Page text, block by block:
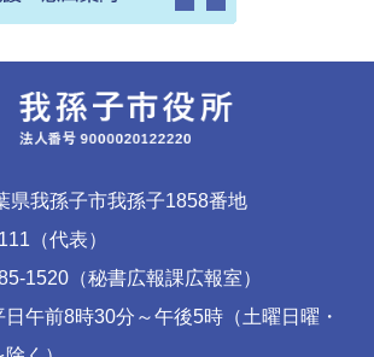
我孫子市我孫子1858番地
（代表）
1520（秘書広報課広報室）
午前8時30分～午後5時（土曜日曜・